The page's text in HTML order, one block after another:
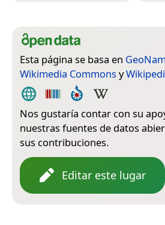
Esta página se basa en
Wikimedia Commons y
Nos gustaría contar con su
nuestras fuentes de datos
sus contribuciones.
Editar este lugar